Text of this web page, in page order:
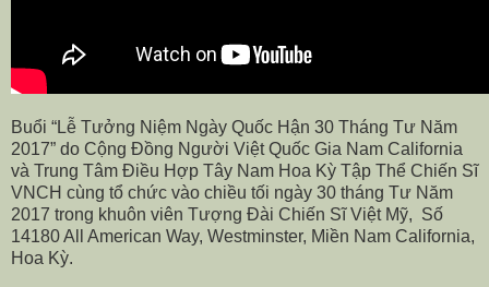
Buổi “Lễ Tưởng Niệm Ngày Quốc Hận 30 Tháng Tư Năm
2017” do Cộng Đồng Người Việt Quốc Gia Nam California
và Trung Tâm Điều Hợp Tây Nam Hoa Kỳ Tập Thể Chiến Sĩ
VNCH cùng tổ chức vào chiều tối ngày 30 tháng Tư Năm
2017 trong khuôn viên Tượng Đài Chiến Sĩ Việt Mỹ, Số
14180 All American Way, Westminster, Miền Nam California,
Hoa Kỳ.